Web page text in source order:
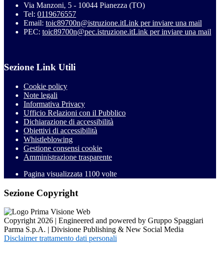
Via Manzoni, 5 - 10044 Pianezza (TO)
Tel: 0119676557
Email: toic89700n@istruzione.itLink per inviare una mail
PEC: toic89700n@pec.istruzione.itLink per inviare una mail
Sezione Link Utili
Cookie policy
Note legali
Informativa Privacy
Ufficio Relazioni con il Pubblico
Dichiarazione di accessibilità
Obiettivi di accessibilità
Whistleblowing
Gestione consensi cookie
Amministrazione trasparente
Pagina visualizzata 1100 volte
Sezione Copyright
Copyright 2026 | Engineered and powered by Gruppo Spaggiari
Parma S.p.A. | Divisione Publishing & New Social Media
Disclaimer trattamento dati personali